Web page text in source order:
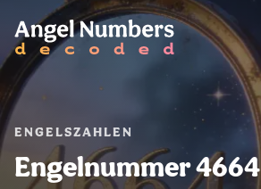
ENGELSZAHLEN
Engelnummer 4664
WARNUNG: